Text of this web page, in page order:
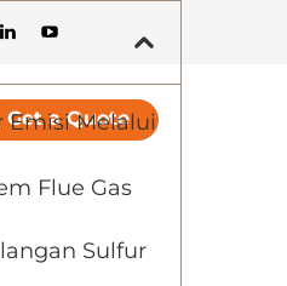
Get a Quote
Emisi Melalui
Flue Gas
Sulfur